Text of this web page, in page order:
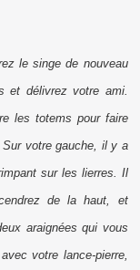
le singe de nouveau
et délivrez votre ami.
les totems pour faire
. Sur votre gauche, il y a
sur les lierres. Il
de la haut, et
araignées qui vous
votre lance-pierre,